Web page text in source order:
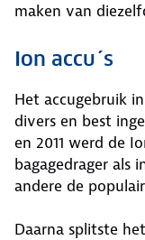
maken van
Ion accu´s
Het accugebruik
divers en best
en 2011 werd de
bagagedrager als
andere de
Daarna splitste